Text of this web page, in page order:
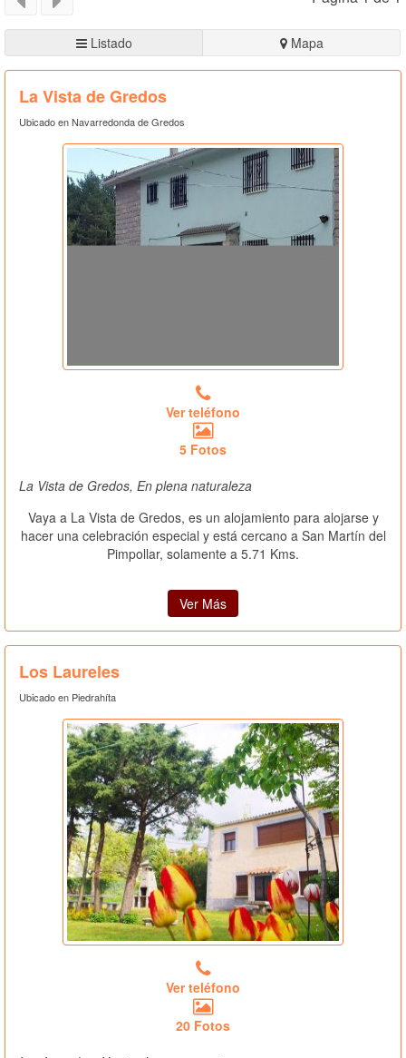
Listado Mapa
La Vista de Gredos
Ubicado en Navarredonda de Gredos
Ver teléfono
5 Fotos
La Vista de Gredos, En plena naturaleza
Vaya a La Vista de Gredos, es un alojamiento para alojarse y
hacer una celebración especial y está cercano a San Martín del
Pimpollar, solamente a 5.71 Kms.
Ver Más
Los Laureles
Ubicado en Piedrahíta
Ver teléfono
20 Fotos